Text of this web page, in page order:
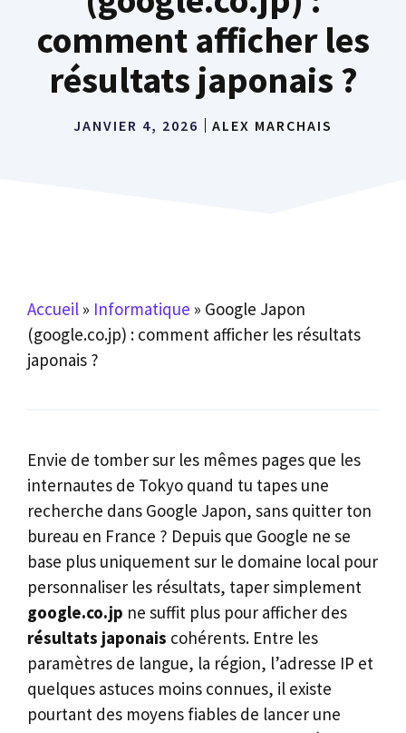
comment afficher les
résultats japonais ?
JANVIER 4, 2026 ALEX MARCHAIS
Accueil » Informatique » Google Japon
(google.co.jp) : comment afficher les résultats
japonais ?
Envie de tomber sur les mêmes pages que les
internautes de Tokyo quand tu tapes une
recherche dans Google Japon, sans quitter ton
bureau en France ? Depuis que Google ne se
base plus uniquement sur le domaine local pour
personnaliser les résultats, taper simplement
google.co.jp ne suffit plus pour afficher des
résultats japonais cohérents. Entre les
paramètres de langue, la région, l’adresse IP et
quelques astuces moins connues, il existe
pourtant des moyens fiables de lancer une